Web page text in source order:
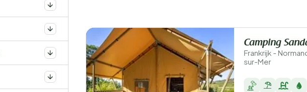
Camping
Frankrijk -
sur-Mer